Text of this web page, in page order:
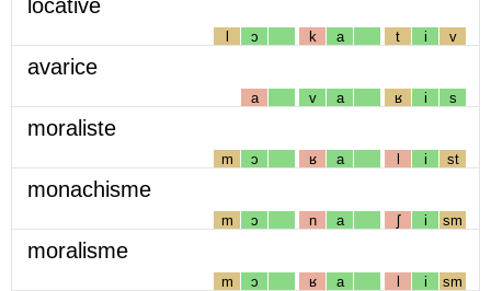
locative
l ɔ k a t i v
avarice
a v a ʁ i s
moraliste
m ɔ ʁ a l i st
monachisme
m ɔ n a ʃ i sm
moralisme
m ɔ ʁ a l i sm